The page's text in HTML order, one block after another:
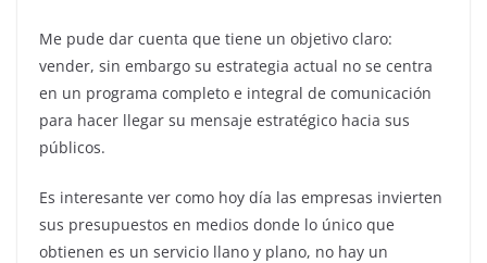
Me pude dar cuenta que tiene un objetivo claro:
vender, sin embargo su estrategia actual no se centra
en un programa completo e integral de comunicación
para hacer llegar su mensaje estratégico hacia sus
públicos.
Es interesante ver como hoy día las empresas invierten
sus presupuestos en medios donde lo único que
obtienen es un servicio llano y plano, no hay un